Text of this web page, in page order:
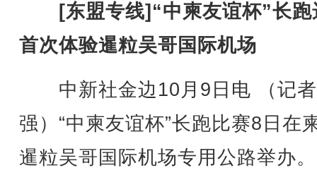
[东盟专线]“中柬友谊杯”长跑
首次体验暹粒吴哥国际机场
中新社金边10月9日电 （记
强）“中柬友谊杯”长跑比赛8日在
暹粒吴哥国际机场专用公路举办。